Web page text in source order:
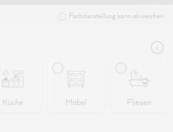
Farbdarstellung kann abweichen
Küche Möbel Fliesen